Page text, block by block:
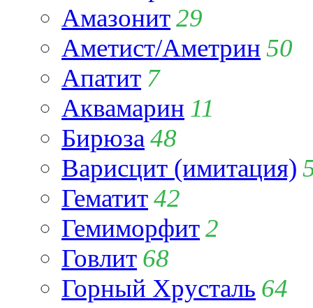
Амазонит29
Аметист/Аметрин 50
Апатит 7
Аквамарин 11
Бирюза 48
Варисцит (имитация)
Гематит42
Гемиморфит2
Говлит 68
Горный Хрусталь 64